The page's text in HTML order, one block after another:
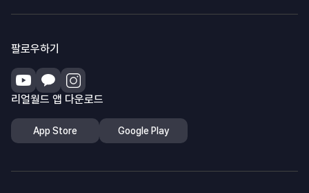
팔로우하기
리얼월드 앱 다운로드
App Store Google Play